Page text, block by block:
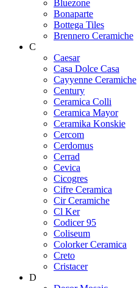
Bluezone
Bonaparte
Bottega Tiles
Brennero Ceramiche
C
Caesar
Casa Dolce Casa
Cayyenne Ceramiche
Century
Ceramica Colli
Ceramica Mayor
Ceramika Konskie
Cercom
Cerdomus
Cerrad
Cevica
Cicogres
Cifre Ceramica
Cir Ceramiche
Cl Ker
Codicer 95
Coliseum
Colorker Ceramica
Creto
Cristacer
D